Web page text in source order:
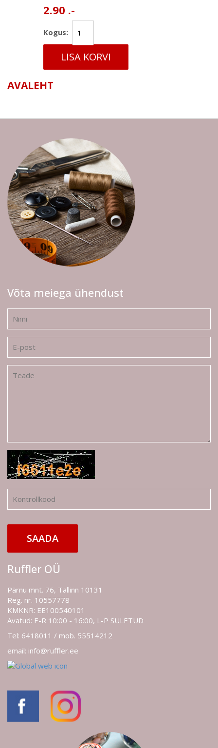
2.90 .-
Kogus:
LISA KORVI
AVALEHT
Võta meiega ühendust
SAADA
Ruffler OÜ
Pärnu mnt. 76, Tallinn 10131
Reg. nr. 10557778
KMKNR: EE100540101
Avatud: E-R 10:00 - 16:00, L-P SULETUD
Tel: 6418011 / mob. 55514212
email: info@ruffler.ee